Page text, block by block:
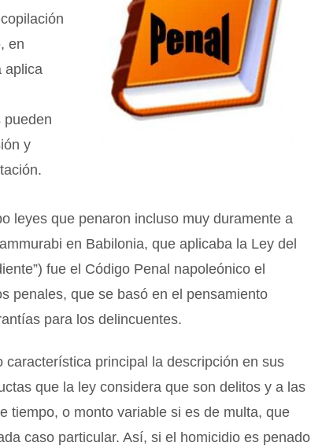
en
aplica
pueden
y
leyes que penaron incluso muy duramente a
en Babilonia, que aplicaba la Ley del
fue el Código Penal napoleónico el
penales, que se basó en el pensamiento
para los delincuentes.
característica principal la descripción en sus
que la ley considera que son delitos y a las
tiempo, o monto variable si es de multa, que
caso particular. Así, si el homicidio es penado